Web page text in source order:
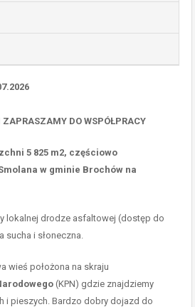
DO WSPÓŁPRACY
5 825 m2, częściowo
w gminie Brochów na
lokalnej drodze asfaltowej (dostęp do
sucha i słoneczna.
wieś położona na skraju
(KPN) gdzie znajdziemy
i pieszych. Bardzo dobry dojazd do